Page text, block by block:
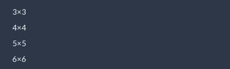
3×3
4×4
5×5
6×6